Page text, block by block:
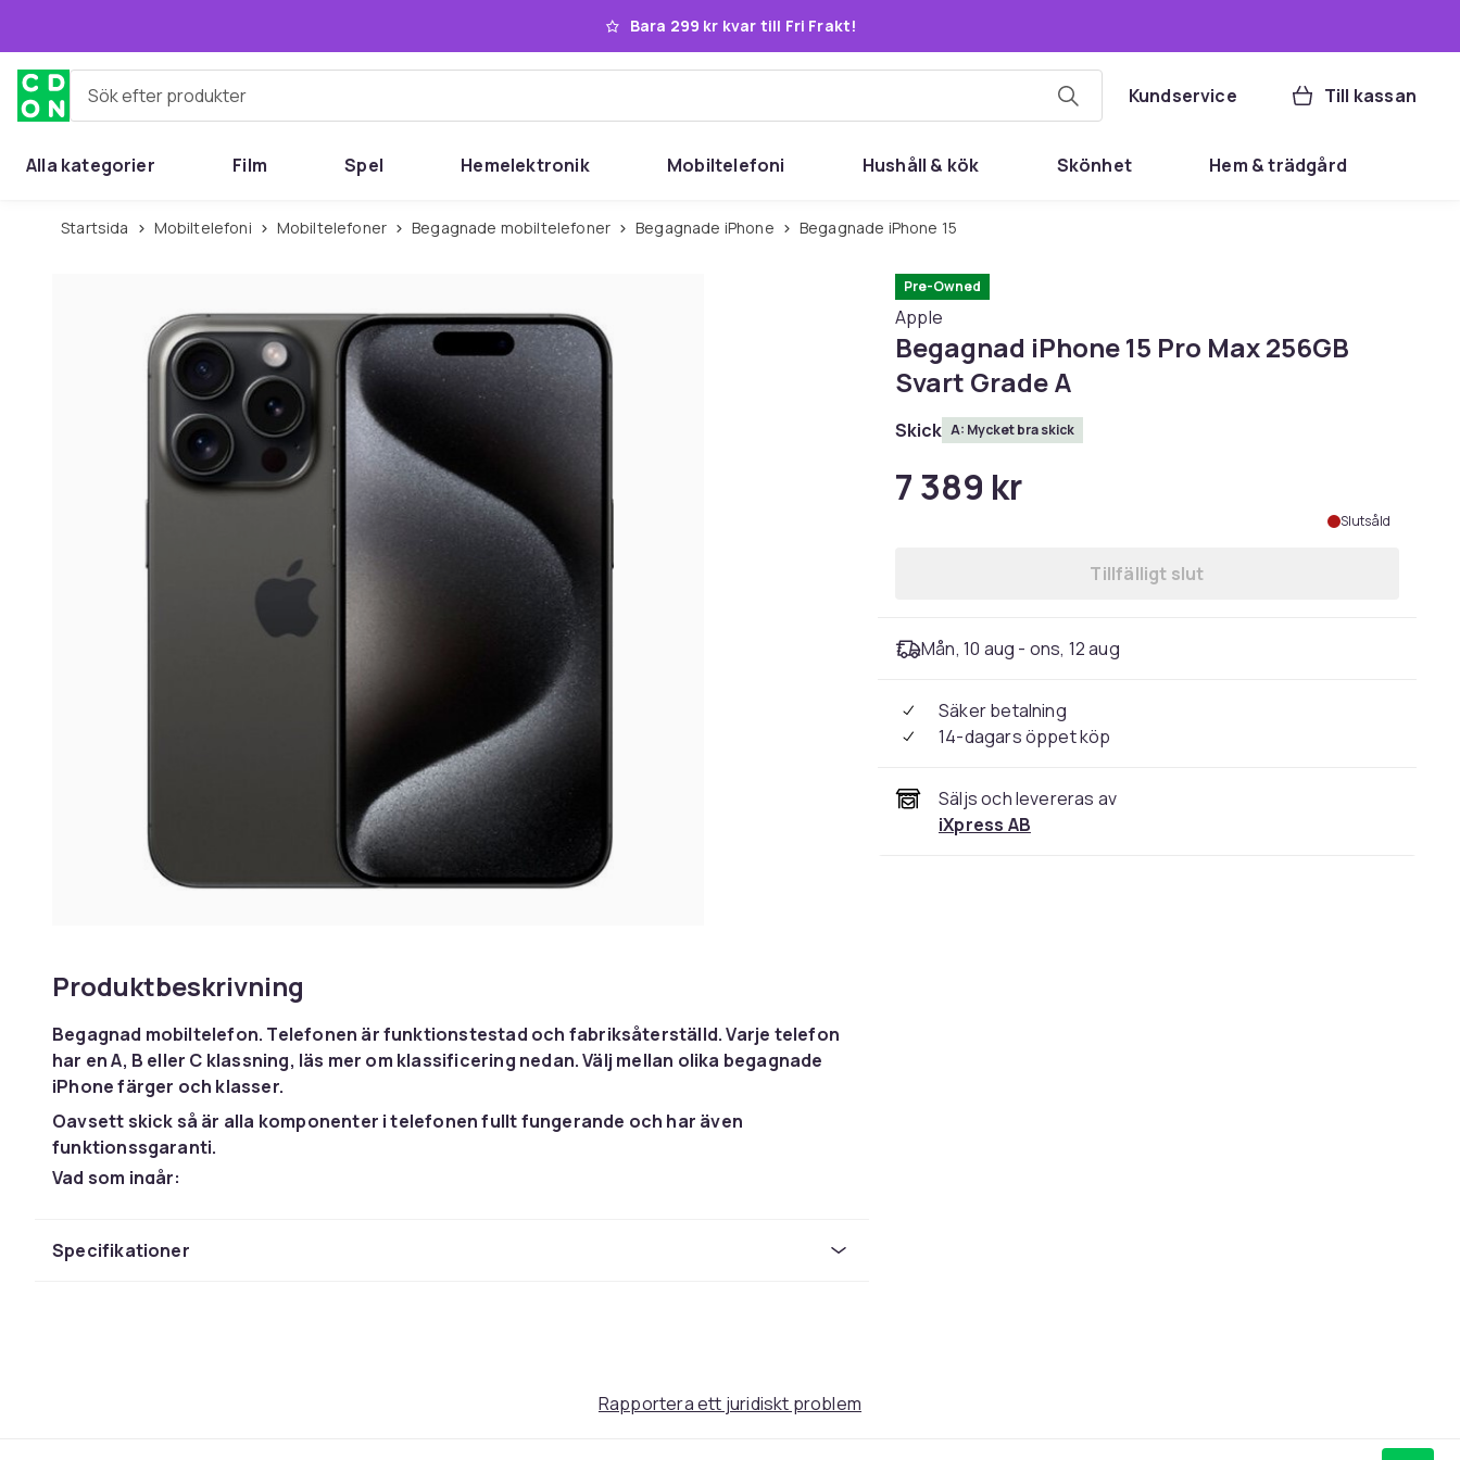
Bara 299 kr kvar till Fri Frakt!
Sök efter produkter Kundservice Till kassan
Alla kategorier Film Spel Hemelektronik Mobiltelefoni Hushåll & kök Skönhet Hem & trädgård
Startsida Mobiltelefoni Mobiltelefoner Begagnade mobiltelefoner Begagnade iPhone Begagnade iPhone 15
Produktbeskrivning
Begagnad mobiltelefon. Telefonen är funktionstestad och fabriksåterställd. Varje telefon
har en A, B eller C klassning, läs mer om klassificering nedan. Välj mellan olika begagnade
iPhone färger och klasser.
Oavsett skick så är alla komponenter i telefonen fullt fungerande och har även
funktionssgaranti.
Vad som ingår:
Telefonen är funktionstestad och fabriksåterställd.
Olåst, fungerar på alla operatörer.
Specifikationer
Pre-Owned
Apple
Begagnad iPhone 15 Pro Max 256GB
Svart Grade A
Skick A: Mycket bra skick
7 389 kr
Slutsåld
Tillfälligt slut
Mån, 10 aug - ons, 12 aug
Säker betalning
14-dagars öppet köp
Säljs och levereras av
iXpress AB
Rapportera ett juridiskt problem